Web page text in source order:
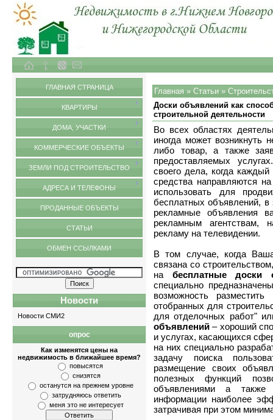
ГЛАВНАЯ СТРАНИЦА
КВАРТИРЫ
ДОМА, УЧАСТКИ
КОММЕРЧЕСКИЕ ОБЪЕКТЫ
ЗЕМЛИ ПОД СТРОИТЕЛЬСТВО
АДРЕСА И ТЕЛЕФОНЫ
ПРОДАННЫЕ ОБЪЕКТЫ
СТАТЬИ
ОБМЕН ССЫЛКАМИ
Новости
Новости СМИ2
опрос
Как изменятся цены на
недвижимость в ближайшее время?
повысятся
снизятся
останутся на прежнем уровне
затрудняюсь ответить
меня это не интересует
Главная » Статьи »
Доски объявлений как
строительной деятельности
Во всех областях
иногда может возникнуть
либо товар, а также
предоставляемых
своего дела, когда
средства направляются
использовать для
бесплатных объявлений, в
рекламные объявления
рекламным агентствам,
рекламу на телевидении.
В том случае, когда
связана со
на бесплатные доски
специально
возможность
отобранных для
для отделочных работ"
объявлений – хороший
и услугах, касающихся
на них специально
задачу поиска
размещение своих
полезных функций
объявлениями а также
информации наиболее
затрачивая при этом
Квартиры-однокомнатные,